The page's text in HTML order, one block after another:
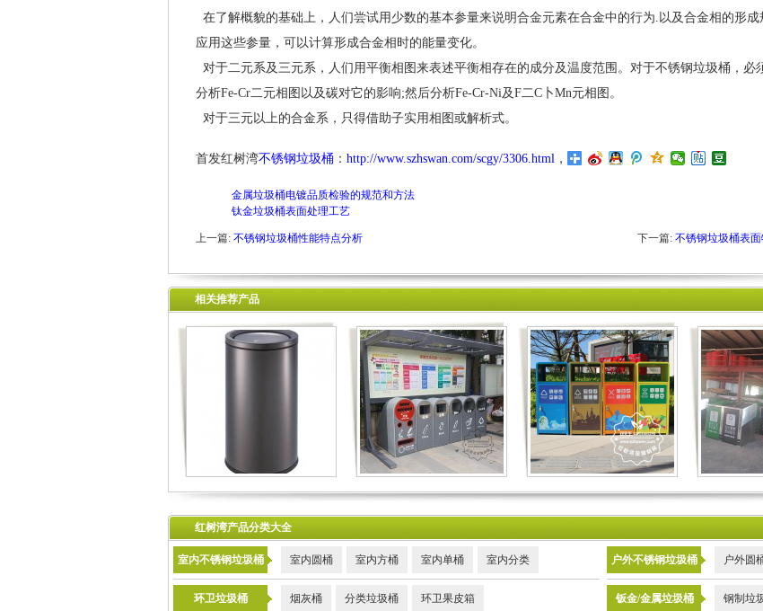
在了解概貌的基础上，人们尝试用少数的基本参量来说明合金元素在合金中的行为.以及合金相的形成
应用这些参量，可以计算形成合金相时的能量变化。
对于二元系及三元系，人们用平衡相图来表述平衡相存在的成分及温度范围。对于不锈钢垃圾桶，必
分析Fe-Cr二元相图以及碳对它的影响;然后分析Fe-Cr-Ni及F二C卜Mn元相图。
对于三元以上的合金系，只得借助子实用相图或解析式。
首发红树湾不锈钢垃圾桶 ： http://www.szhswan.com/scgy/3306.html ，
金属垃圾桶电镀品质检验的规范和方法
钛金垃圾桶表面处理工艺
上一篇: 不锈钢垃圾桶性能特点分析 下一篇: 不锈钢垃圾桶表
相关推荐产品
红树湾产品分类大全
室内不锈钢垃圾桶 室内圆桶 室内方桶 室内单桶 室内分类
环卫垃圾桶 烟灰桶 分类垃圾桶 环卫果皮箱
户外不锈钢垃圾桶 户外圆
钣金/金属垃圾桶 钢制垃